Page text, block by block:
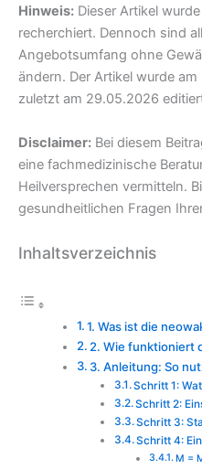
Hinweis: Dieser Artikel
recherchiert. Dennoch sind
Angebotsumfang ohne
ändern. Der Artikel wurde
zuletzt am 29.05.2026
Disclaimer: Bei diesem
eine fachmedizinische
Heilversprechen vermitteln.
gesundheitlichen Fragen
Inhaltsverzeichnis
1. Was ist die
2. Wie funktioniert
3. Anleitung: So
Schritt 1:
Schritt 2:
Schritt 3:
Schritt 4:
M =